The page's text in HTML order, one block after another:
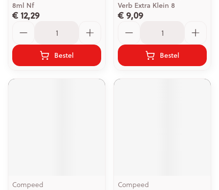
8ml Nf
€ 12,29
Bestel
Verb Extra Klein 8
€ 9,09
Bestel
Compeed
Compeed